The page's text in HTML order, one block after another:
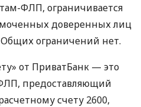
ФЛП, ограничивается
доверенных лиц
ограничений нет.
от ПриватБанк — это
предоставляющий
счету 2600,